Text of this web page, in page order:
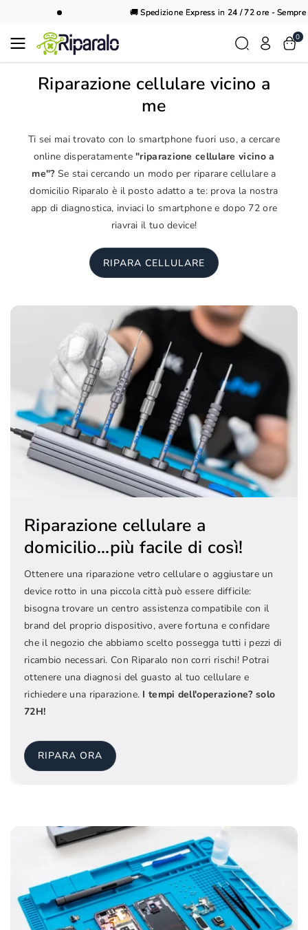
🚚 Spedizione Express in 24 / 72 ore - Sempre
0
Riparazione cellulare vicino a
me
Ti sei mai trovato con lo smartphone fuori uso, a cercare
online disperatamente"riparazione cellulare vicino a
me"?Se stai cercando un modo per riparare cellulare a
domicilio Riparalo è il posto adatto a te: prova la nostra
app di diagnostica, inviaci lo smartphone e dopo 72 ore
riavrai il tuo device!
RIPARA CELLULARE
Riparazione cellulare a
domicilio...più facile di così!
Ottenere una riparazione vetro cellulare o aggiustare un
device rotto in una piccola città può essere difficile:
bisogna trovare un centro assistenza compatibile con il
brand del proprio dispositivo, avere fortuna e confidare
che il negozio che abbiamo scelto possegga tutti i pezzi di
ricambio necessari. Con Riparalo non corri rischi! Potrai
ottenere una diagnosi del guasto al tuo cellulare e
richiedere una riparazione. I tempi dell'operazione? solo
72H!
RIPARA ORA